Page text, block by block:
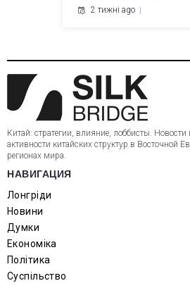
2 тижні ago
Китай: стратегии, влияние, лоббисты. Новости
активности китайских структур в Восточной
регионах мира.
НАВИГАЦИЯ
Лонгріди
Новини
Думки
Економіка
Політика
Суспільство